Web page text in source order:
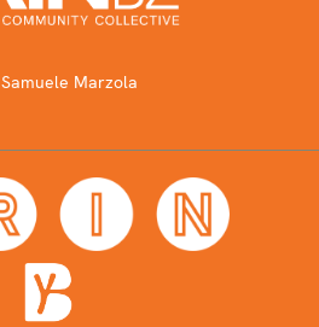
Samuele Marzola